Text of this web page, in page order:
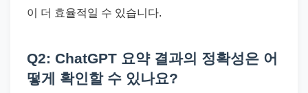
이 더 효율적일 수 있습니다.
Q2: ChatGPT 요약 결과의 정확성은 어
떻게 확인할 수 있나요?